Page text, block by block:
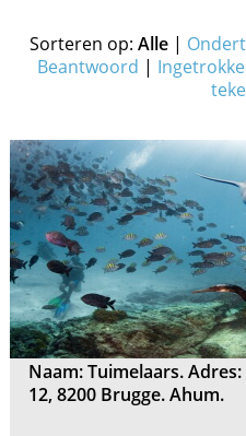
Sorteren op: Alle|
Beantwoord |
Naam: Tuimelaars.
12, 8200 Brugge. Ahum.